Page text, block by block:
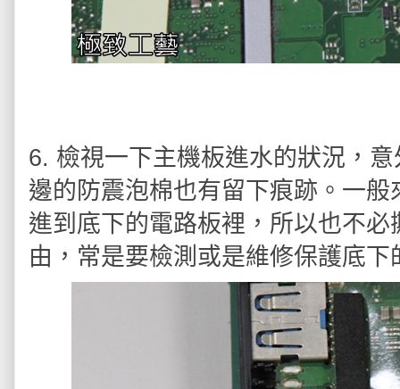
6. 檢視一下主機板進水的狀況，
邊的防震泡棉也有留下痕跡。一
進到底下的電路板裡，所以也不
由，常是要檢測或是維修保護底